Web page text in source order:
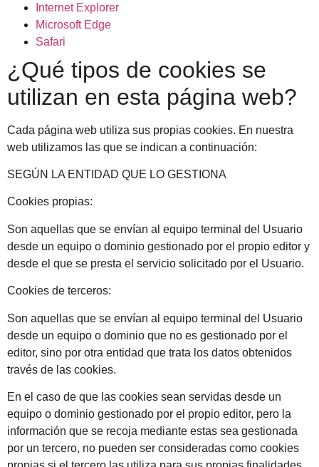
Internet Explorer
Microsoft Edge
Safari
¿Qué tipos de cookies se
utilizan en esta página web?
Cada página web utiliza sus propias cookies. En nuestra
web utilizamos las que se indican a continuación:
SEGÚN LA ENTIDAD QUE LO GESTIONA
Cookies propias:
Son aquellas que se envían al equipo terminal del Usuario
desde un equipo o dominio gestionado por el propio editor y
desde el que se presta el servicio solicitado por el Usuario.
Cookies de terceros:
Son aquellas que se envían al equipo terminal del Usuario
desde un equipo o dominio que no es gestionado por el
editor, sino por otra entidad que trata los datos obtenidos
través de las cookies.
En el caso de que las cookies sean servidas desde un
equipo o dominio gestionado por el propio editor, pero la
información que se recoja mediante estas sea gestionada
por un tercero, no pueden ser consideradas como cookies